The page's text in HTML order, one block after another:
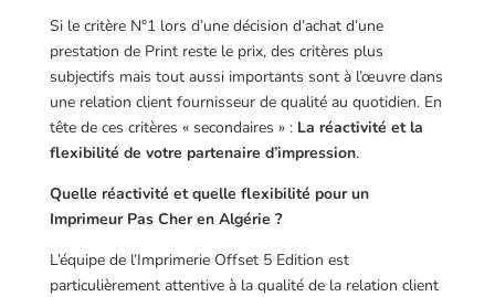
Si le critère N°1 lors d’une décision d’achat d’une
prestation de Print reste le prix, des critères plus
subjectifs mais tout aussi importants sont à l’œuvre dans
une relation client fournisseur de qualité au quotidien. En
tête de ces critères « secondaires » : La réactivité et la
flexibilité de votre partenaire d’impression.
Quelle réactivité et quelle flexibilité pour un
Imprimeur Pas Cher en Algérie ?
L’équipe de l’Imprimerie Offset 5 Edition est
particulièrement attentive à la qualité de la relation client